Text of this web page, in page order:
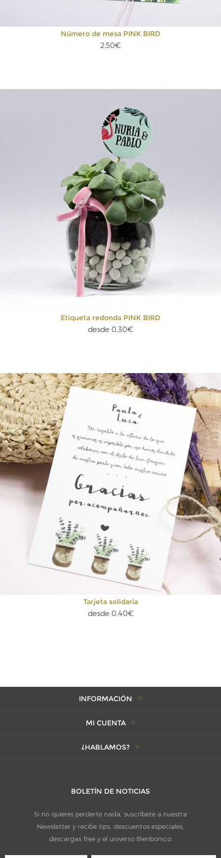
Número de mesa PINK BIRD
2,50€
Etiqueta redonda PINK BIRD
desde 0,30€
Tarjeta solidaria
desde 0,40€
INFORMACIÓN
MI CUENTA
¿HABLAMOS?
BOLETÍN DE NOTICIAS
Si no quieres perderte nada, suscríbete a nuestra
Newsletter y recibe tips, descuentos especiales,
descargas free y el universo Bienbonico.